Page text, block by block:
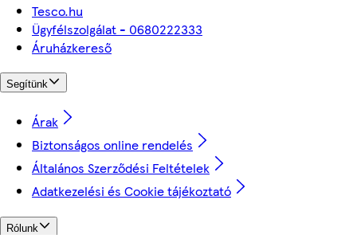
Tesco.hu
Ügyfélszolgálat - 0680222333
Áruházkereső
Segítünk
Árak
Biztonságos online rendelés
Általános Szerződési Feltételek
Adatkezelési és Cookie tájékoztató
Rólunk